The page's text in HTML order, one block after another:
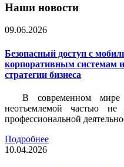
Наши новости
09.06.2026
Безопасный доступ с
корпоративным системам
стратегии бизнеса
В современном мире
неотъемлемой частью
профессиональной
Подробнее
10.04.2026